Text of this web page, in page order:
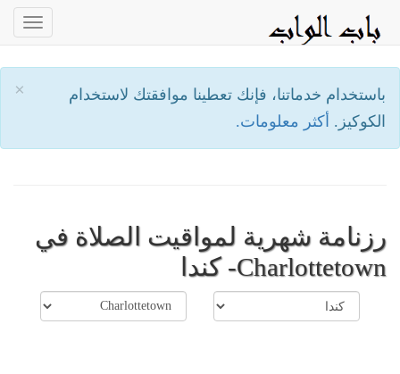
×
باستخدام خدماتنا، فإنك تعطينا موافقتك لاستخدام
الكوكيز. أكثر معلومات.
رزنامة شهرية لمواقيت الصلاة في
Charlottetown- كندا